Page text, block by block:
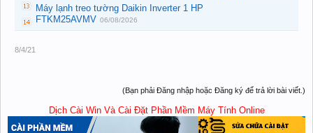
Máy lạnh treo tường Daikin Inverter 1 HP
FTKM25AVMV 06/08/2026
8/4/21
(Bạn phải Đăng nhập hoặc Đăng ký để trả lời bài viết.)
Dịch Cài Win Và Cài Đặt Phần Mềm Máy Tính Online